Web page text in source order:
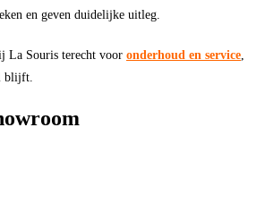
en geven duidelijke uitleg.
La Souris terecht voor onderhoud en service
blijft.